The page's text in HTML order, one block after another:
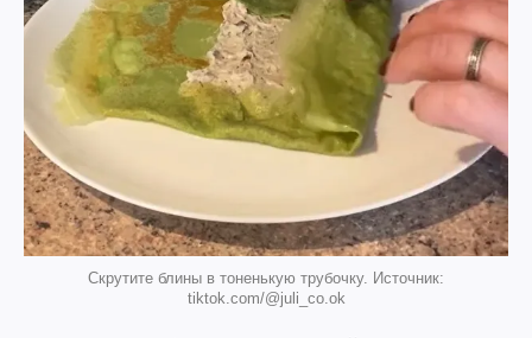
Скрутите блины в тоненькую трубочку. Источник:
tiktok.com/@juli_co.ok